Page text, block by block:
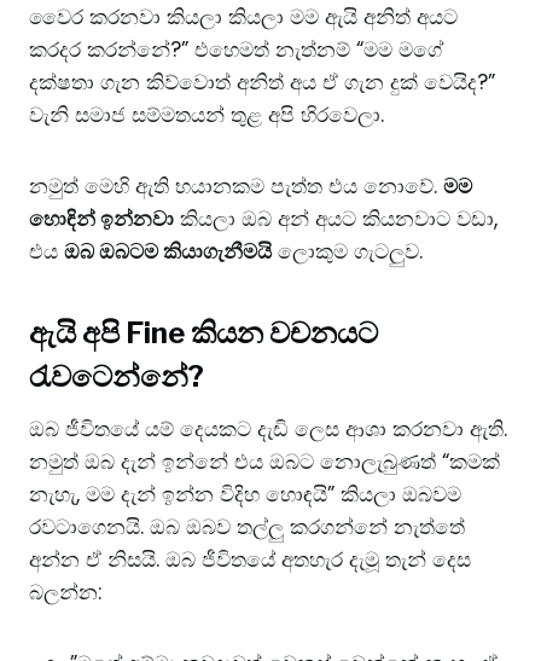
වෛර කරනවා කියලා කියලා මම ඇයි අනිත් අයට
කරදර කරන්නේ?” එහෙමත් නැත්නම් “මම මගේ
දක්ෂතා ගැන කිව්වොත් අනිත් අය ඒ ගැන දුක් වෙයිද?”
වැනි සමාජ සම්මතයන් තුළ අපි හිරවෙලා.
​නමුත් මෙහි ඇති භයානකම පැත්ත එය නොවේ. මම
හොඳින් ඉන්නවා කියලා ඔබ අන් අයට කියනවාට වඩා,
එය ඔබ ඔබටම කියාගැනීමයිලොකුම ගැටලුව.
​ඇයි අපි Fine කියන වචනයට
රැවටෙන්නේ?
​ඔබ ජීවිතයේ යම් දෙයකට දැඩි ලෙස ආශා කරනවා ඇති.
නමුත් ඔබ දැන් ඉන්නේ එය ඔබට නොලැබුණත් “කමක්
නැහැ, මම දැන් ඉන්න විදිහ හොඳයි” කියලා ඔබවම
රවටාගෙනයි. ඔබ ඔබව තල්ලු කරගන්නේ නැත්තේ
අන්න ඒ නිසයි. ​ඔබ ජීවිතයේ අතහැර දැමූ තැන් දෙස
බලන්න: